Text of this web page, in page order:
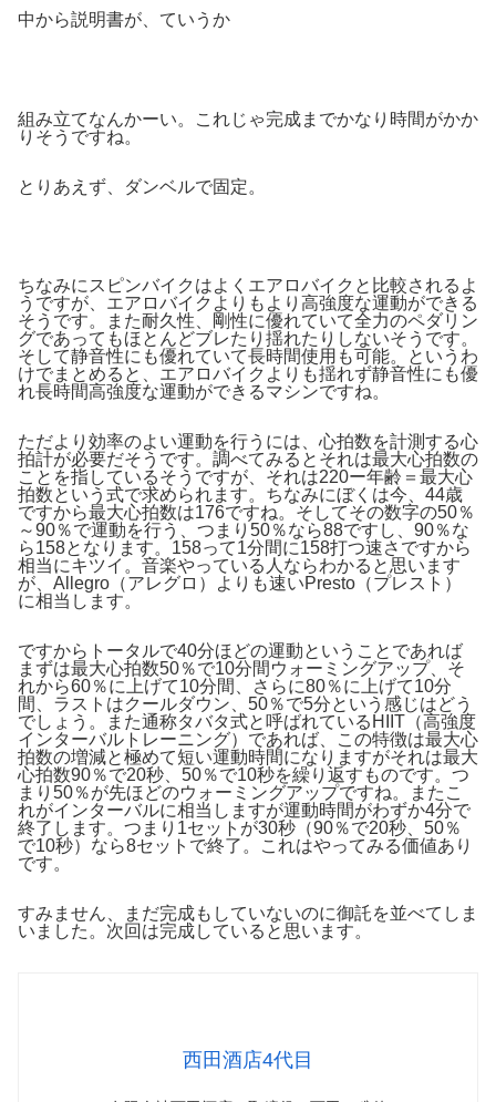
中から説明書が、ていうか
組み立てなんかーい。これじゃ完成までかなり時間がかか
りそうですね。
とりあえず、ダンベルで固定。
ちなみにスピンバイクはよくエアロバイクと比較されるよ
うですが、エアロバイクよりもより高強度な運動ができる
そうです。また耐久性、剛性に優れていて全力のペダリン
グであってもほとんどブレたり揺れたりしないそうです。
そして静音性にも優れていて長時間使用も可能。というわ
けでまとめると、エアロバイクよりも揺れず静音性にも優
れ長時間高強度な運動ができるマシンですね。
ただより効率のよい運動を行うには、心拍数を計測する心
拍計が必要だそうです。調べてみるとそれは最大心拍数の
ことを指しているそうですが、それは220ー年齢＝最大心
拍数という式で求められます。ちなみにぼくは今、44歳
ですから最大心拍数は176ですね。そしてその数字の50％
～90％で運動を行う、つまり50％なら88ですし、90％な
ら158となります。158って1分間に158打つ速さですから
相当にキツイ。音楽やっている人ならわかると思います
が、Allegro（アレグロ）よりも速いPresto（プレスト）
に相当します。
ですからトータルで40分ほどの運動ということであれば
まずは最大心拍数50％で10分間ウォーミングアップ、そ
れから60％に上げて10分間、さらに80％に上げて10分
間、ラストはクールダウン、50％で5分という感じはどう
でしょう。また通称タバタ式と呼ばれているHIIT（高強度
インターバルトレーニング）であれば、この特徴は最大心
拍数の増減と極めて短い運動時間になりますがそれは最大
心拍数90％で20秒、50％で10秒を繰り返すものです。つ
まり50％が先ほどのウォーミングアップですね。またこ
れがインターバルに相当しますが運動時間がわずか4分で
終了します。つまり1セットが30秒（90％で20秒、50％
で10秒）なら8セットで終了。これはやってみる価値あり
です。
すみません、まだ完成もしていないのに御託を並べてしま
いました。次回は完成していると思います。
西田酒店4代目